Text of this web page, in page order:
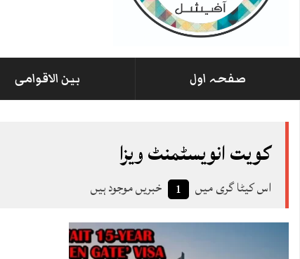
صفحہ اول بین الاقوامی
کویت انویسٹمنٹ ویزا
اس کیٹا گری میں 1 خبریں موجود ہیں